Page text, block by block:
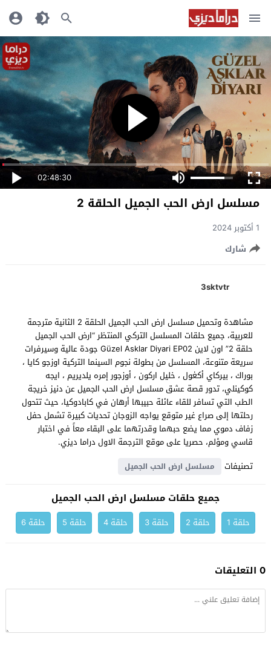
02:48:30
مسلسل ارض الحب الجميل الحلقة 2
1 أكتوبر 2024
شارك
3sktvtr
مشاهدة وتحميل مسلسل ارض الحب الجميل الحلقة 2 الثانية مترجمة
للعربية، جميع حلقات المسلسل التركي المنتظر “ارض الحب الجميل
حلقة 2” اون لاين Güzel Asklar Diyari EP02 جودة عالية وسيرفرات
سريعة متنوعة، المسلسل من بطولة نجوم السينما التركية اوزجو كايا ،
بوراك ، بيركاي أكغول ، خليل اركون ، أوزجور إمره يلديريم ، ايجه
كوكينلي، تدور قصة عشق مسلسل ارض الحب الجميل عن دنيز خريجة
الطب التي تسافر للقاء عائلة حبيبها أرهان في كابادوكيا، حيث تتحول
رحلتها إلى صراع غير متوقع يواجه الزوجان تحديات كبيرة تشمل حفل
زفاف دموي مما يضع حبهما وقدرتهما على البقاء معاً في اختبار
قاسي ومؤلم، حصريا على موقع الترجمة الاول دراما ديزي.
تصنيفات
مسلسل ارض الحب الجميل
جميع حلقات مسلسل ارض الحب الجميل
حلقة 1 حلقة 2 حلقة 3 حلقة 4 حلقة 5 حلقة 6
0 التعليقات